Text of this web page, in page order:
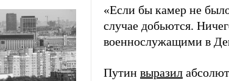
«Если бы камер не
случае добьются.
военнослужащими в
Путин выразил